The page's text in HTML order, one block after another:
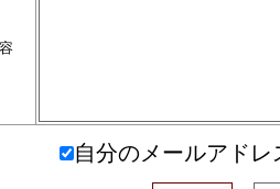
自分のメールアドレ